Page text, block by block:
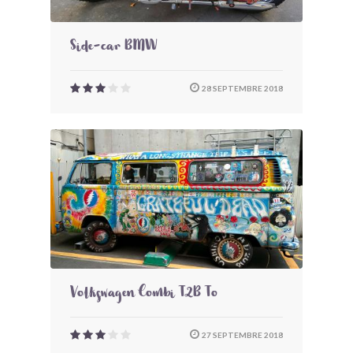
Side-car BMW
28 SEPTEMBRE 2018
Volkswagen Combi T2B To
27 SEPTEMBRE 2018